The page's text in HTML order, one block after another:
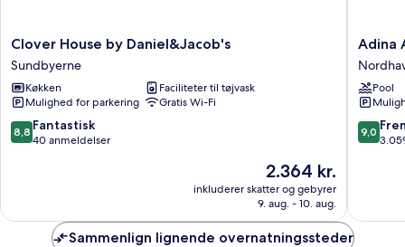
Clover
House
by
Daniel&Jacob's
Sundbyerne
Clover House by Daniel&Jacob's
Sundbyerne
Køkken
Faciliteter til tøjvask
Mulighed for parkering
Gratis Wi-Fi
8.8
ud
anmeldelser
8,8 Fantastisk
40 anmeldelser
Prisen
er
2.364 kr.
2.364 kr.
inkluderer skatter og gebyrer
9. aug. - 10. aug.
Adina
Hotel
Adina
Pool
9.0
ud
9,0
Sammenlign lignende overnatningssteder